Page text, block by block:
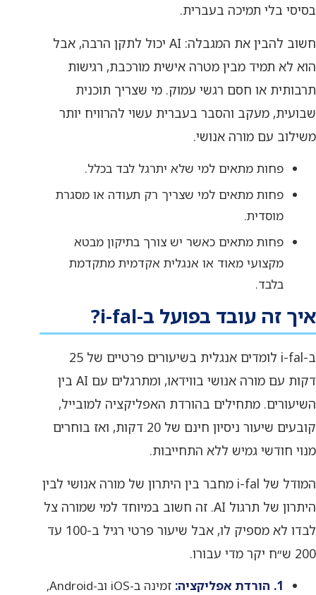
בסיסי בלי תמיכה בעברית.
חשוב להבין את המגבלה: AI יכול לתקן הרבה, אבל
הוא לא תמיד מבין מטרה אישית מורכבת, רגישות
תרבותית או חסם רגשי עמוק. מי שצריך תוכנית
שבועית, מעקב והסבר בעברית עשוי להרוויח יותר
משילוב עם מורה אנושי.
פחות מתאים למי שלא יתרגל לבד בכלל.
פחות מתאים למי שצריך רק תעודה או מסגרת
מוסדית.
פחות מתאים כאשר יש צורך בתיקון מבטא
מקצועי מאוד או אנגלית אקדמית מתקדמת
בלבד.
איך זה עובד בפועל ב-i-fal?
ב-i-fal לומדים אנגלית בשיעורים פרטיים של 25
דקות עם מורה אנושי בווידאו, ומתרגלים עם AI בין
השיעורים. מתחילים בהורדת האפליקציה למובייל,
קובעים שיעור ניסיון חינם של 20 דקות, ואז בוחרים
מנוי חודשי גמיש ללא התחייבות.
המודל של i-fal מחבר בין היתרון של מורה אנושי לבין
היתרון של תרגול AI. זה חשוב במיוחד למי שמורה צל
לבדו לא מספיק לו, אבל שיעור פרטי רגיל ב-100 עד
200 ש״ח יקר מדי עבורו.
1. הורדת אפליקציה:
זמינה ב-iOS וב-Android,